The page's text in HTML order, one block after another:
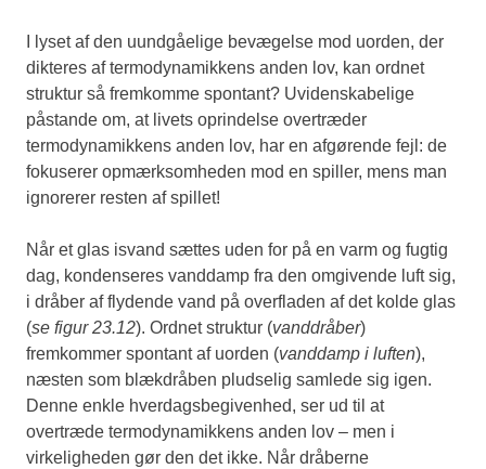
I lyset af den uundgåelige bevægelse mod uorden, der
dikteres af termodynamikkens anden lov, kan ordnet
struktur så fremkomme spontant? Uvidenskabelige
påstande om, at livets oprindelse overtræder
termodynamikkens anden lov, har en afgørende fejl: de
fokuserer opmærksomheden mod en spiller, mens man
ignorerer resten af spillet!
Når et glas isvand sættes uden for på en varm og fugtig
dag, kondenseres vanddamp fra den omgivende luft sig,
i dråber af flydende vand på overfladen af det kolde glas
(se figur 23.12). Ordnet struktur (vanddråber)
fremkommer spontant af uorden (vanddamp i luften),
næsten som blækdråben pludselig samlede sig igen.
Denne enkle hverdagsbegivenhed, ser ud til at
overtræde termodynamikkens anden lov – men i
virkeligheden gør den det ikke. Når dråberne